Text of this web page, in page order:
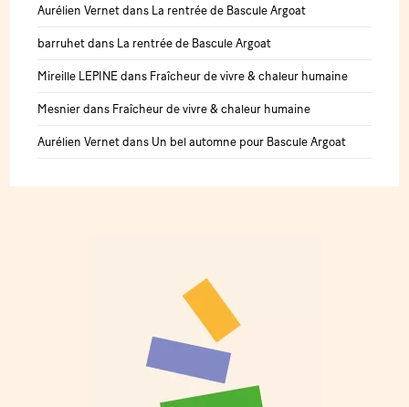
Aurélien Vernet dans La rentrée de Bascule Argoat
barruhet dans La rentrée de Bascule Argoat
Mireille LEPINE dans Fraîcheur de vivre & chaleur humaine
Mesnier dans Fraîcheur de vivre & chaleur humaine
Aurélien Vernet dans Un bel automne pour Bascule Argoat